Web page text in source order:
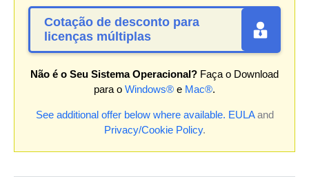
Cotação de desconto para
licenças múltiplas
Não é o Seu Sistema Operacional? Faça o Download
para o Windows® e Mac®.
See additional offer below where available. EULAand
Privacy/Cookie Policy.